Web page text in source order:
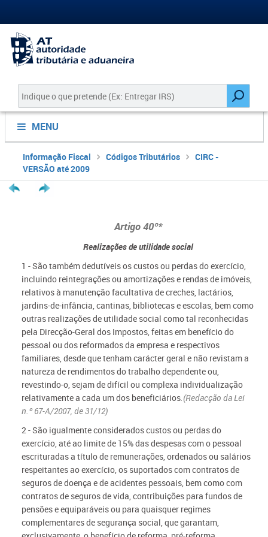
MENU
Informação Fiscal Códigos Tributários
CIRC -
VERSÃO até 2009
Artigo 40º*
Realizações de utilidade social
1 - São também dedutíveis os custos ou perdas do exercício,
incluindo reintegrações ou amortizações e rendas de imóveis,
relativos à manutenção facultativa de creches, lactários,
jardins-de-infância, cantinas, bibliotecas e escolas, bem como
outras realizações de utilidade social como tal reconhecidas
pela Direcção-Geral dos Impostos, feitas em benefício do
pessoal ou dos reformados da empresa e respectivos
familiares, desde que tenham carácter geral e não revistam a
natureza de rendimentos do trabalho dependente ou,
revestindo-o, sejam de difícil ou complexa individualização
relativamente a cada um dos beneficiários.(Redacção da Lei
n.º 67-A/2007, de 31/12)
2 - São igualmente considerados custos ou perdas do
exercício, até ao limite de 15% das despesas com o pessoal
escrituradas a título de remunerações, ordenados ou salários
respeitantes ao exercício, os suportados com contratos de
seguros de doença e de acidentes pessoais, bem como com
contratos de seguros de vida, contribuições para fundos de
pensões e equiparáveis ou para quaisquer regimes
complementares de segurança social, que garantam,